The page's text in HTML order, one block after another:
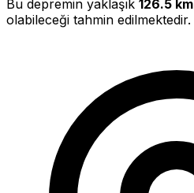
Bu depremin yaklaşık 126.5 km
olabileceği tahmin edilmektedir.